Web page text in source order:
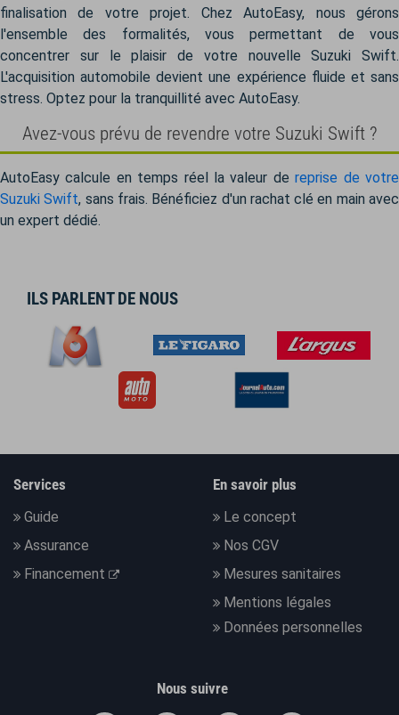
finalisation de votre projet. Chez AutoEasy, nous gérons
l'ensemble des formalités, vous permettant de vous
concentrer sur le plaisir de votre nouvelle Suzuki Swift.
L'acquisition automobile devient une expérience fluide et sans
stress. Optez pour la tranquillité avec AutoEasy.
Avez-vous prévu de revendre votre Suzuki Swift ?
AutoEasy calcule en temps réel la valeur dereprise de votre
Suzuki Swift, sans frais. Bénéficiez d'un rachat clé en main avec
un expert dédié.
ILS PARLENT DE NOUS
Services
Guide
Assurance
Financement
En savoir plus
Le concept
Nos CGV
Mesures sanitaires
Mentions légales
Données personnelles
Nous suivre